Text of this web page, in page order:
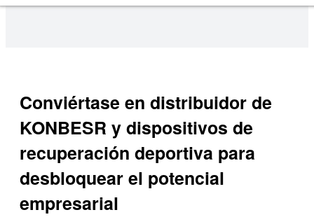
Conviértase en distribuidor de
KONBESR y dispositivos de
recuperación deportiva para
desbloquear el potencial
empresarial